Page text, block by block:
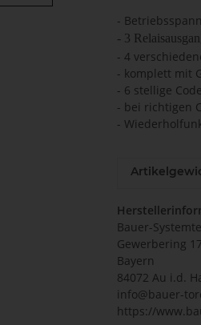
-
- 3
- 4
- komplett mit
- 6 stellige
- bei richtigen
-
Bauer-
Gewerbering 17
Bayern
84072 Au i.d.
info@bauer-
https://